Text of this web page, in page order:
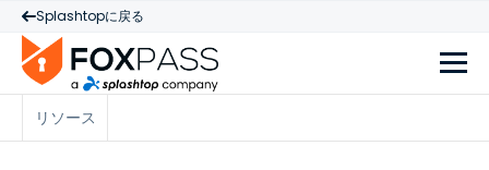
Splashtopに戻る
リソース